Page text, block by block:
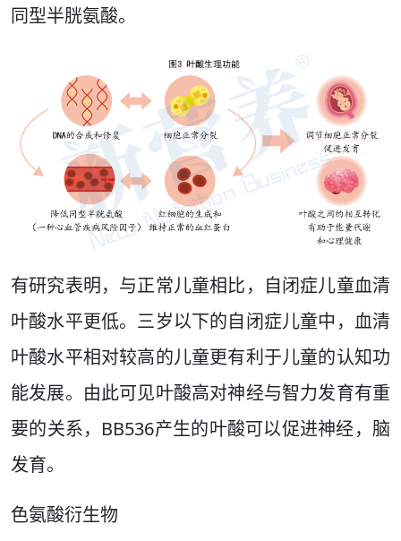
同型半胱氨酸。
有研究表明，与正常儿童相比，自闭症儿童血清
叶酸水平更低。三岁以下的自闭症儿童中，血清
叶酸水平相对较高的儿童更有利于儿童的认知功
能发展。由此可见叶酸高对神经与智力发育有重
要的关系，BB536产生的叶酸可以促进神经，脑
发育。
色氨酸衍生物